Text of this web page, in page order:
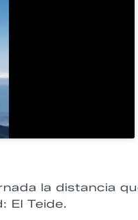
la distancia
El Teide.